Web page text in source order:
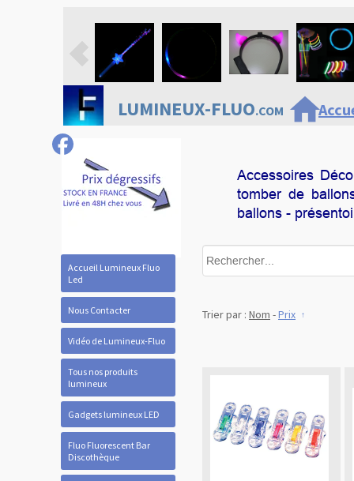
Accueil Lumineux Fluo
Led
Nous Contacter
Vidéo de Lumineux-Fluo
Tous nos produits
lumineux
Gadgets lumineux LED
Fluo Fluorescent Bar
Discothèque
LUMINEUX-FLUO.COMhome
Accessoires
tomber de
ballons -
Trier par : Nom -Prix